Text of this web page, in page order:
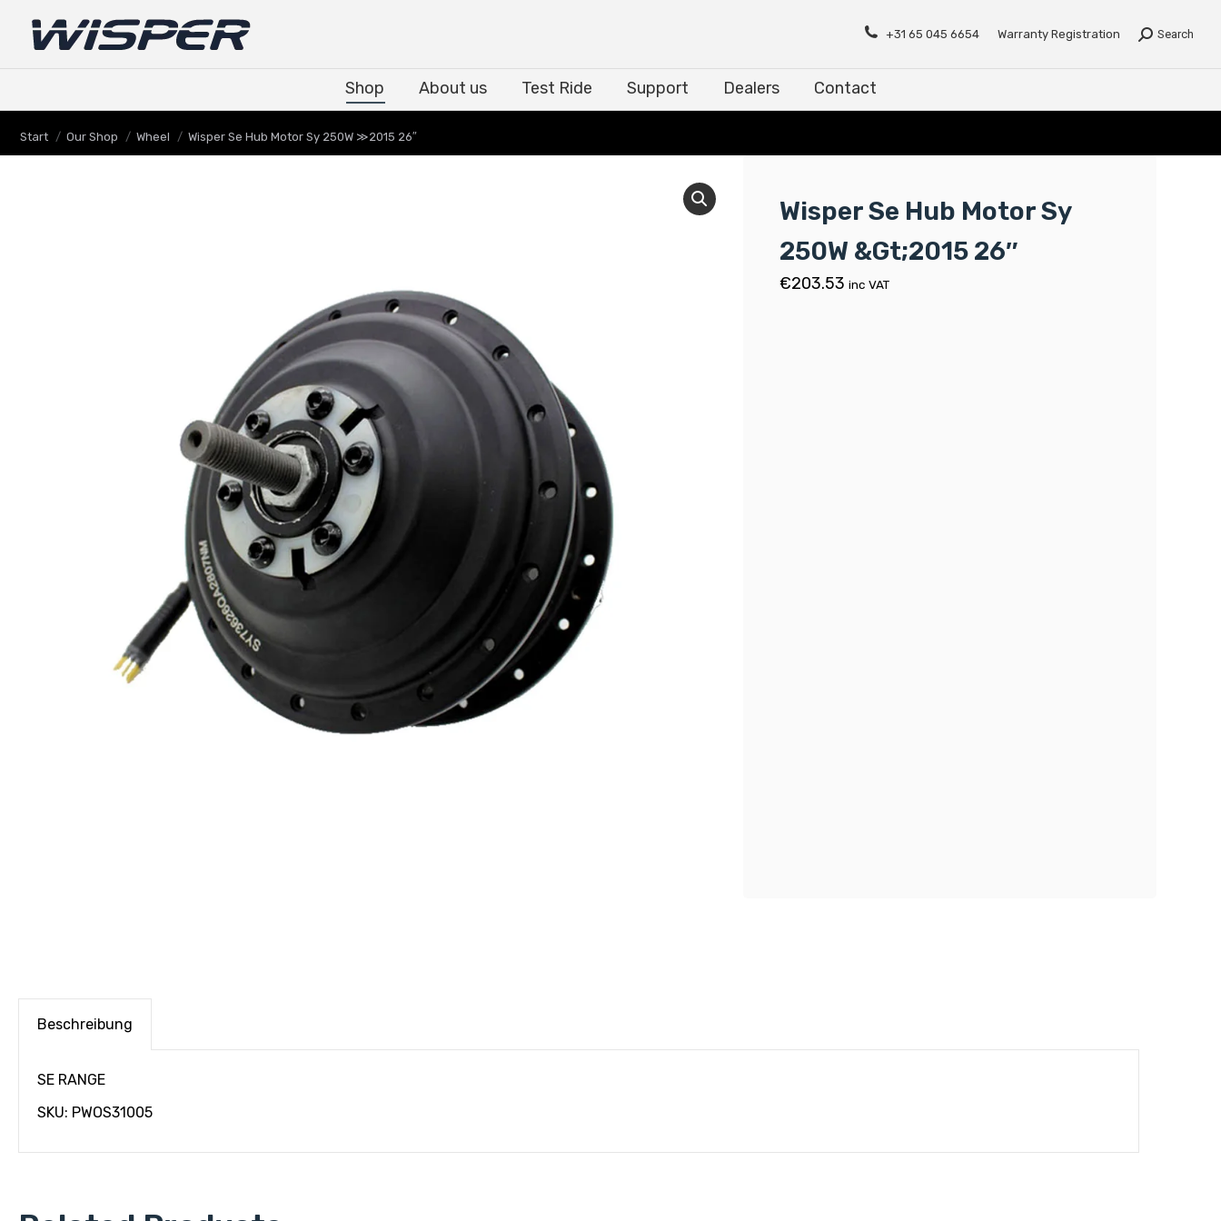
+31 65 045 6654 Warranty Registration Search
Shop About us Test Ride Support Dealers Contact
Sie befinden sich hier:
Start Our Shop Wheel Wisper Se Hub Motor Sy 250W ≫2015 26″
Wisper Se Hub Motor Sy
250W &Gt;2015 26″
€203.53 inc VAT
Beschreibung
SE RANGE
SKU: PWOS31005
Contact